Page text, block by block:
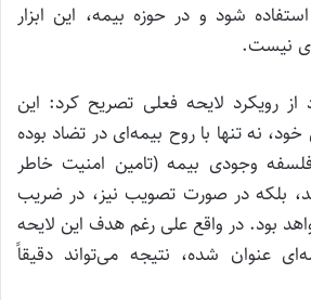
شود و در حوزه بیمه، این ابزار
نیست.
از رویکرد لایحه فعلی تصریح کرد: این
نه تنها با روح بیمه‌ای در تضاد بوده
وجودی بیمه (تامین امنیت خاطر
بلکه در صورت تصویب نیز، در ضریب
بود. در واقع علی رغم هدف این لایحه
عنوان شده، نتیجه می‌تواند دقیقاً